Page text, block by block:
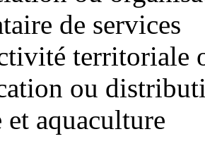
de services
territoriale
ou
et aquaculture